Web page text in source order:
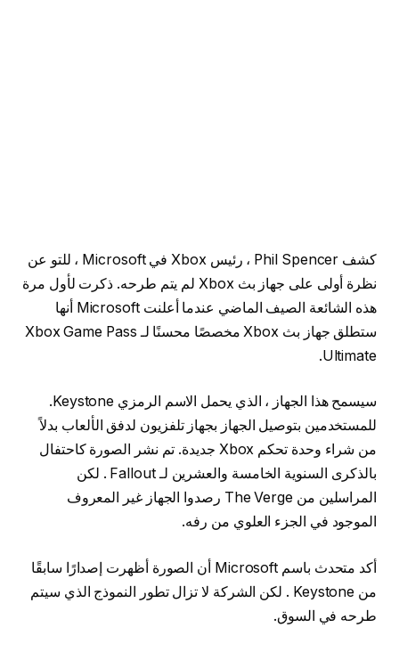
كشف Phil Spencer ، رئيس Xbox في Microsoft ، للتو عن
نظرة أولى على جهاز بث Xbox لم يتم طرحه. ذكرت لأول مرة
هذه الشائعة الصيف الماضي عندما أعلنت Microsoft أنها
ستطلق جهاز بث Xbox مخصصًا محسنًا لـ Xbox Game Pass
Ultimate.
سيسمح هذا الجهاز ، الذي يحمل الاسم الرمزي Keystone.
للمستخدمين بتوصيل الجهاز بجهاز تلفزيون لدفق الألعاب بدلاً
من شراء وحدة تحكم Xbox جديدة. تم نشر الصورة كاحتفال
بالذكرى السنوية الخامسة والعشرين لـ Fallout . لكن
المراسلين من The Verge رصدوا الجهاز غير المعروف
الموجود في الجزء العلوي من رفه.
أكد متحدث باسم Microsoft أن الصورة أظهرت إصدارًا سابقًا
من Keystone . لكن الشركة لا تزال تطور النموذج الذي سيتم
طرحه في السوق.